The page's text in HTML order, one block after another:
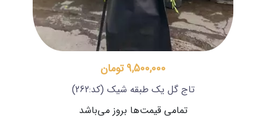
9,500,000 تومان
تاج گل یک طبقه شیک (کد:262)
تمامی قیمت‌ها بروز می‌باشد